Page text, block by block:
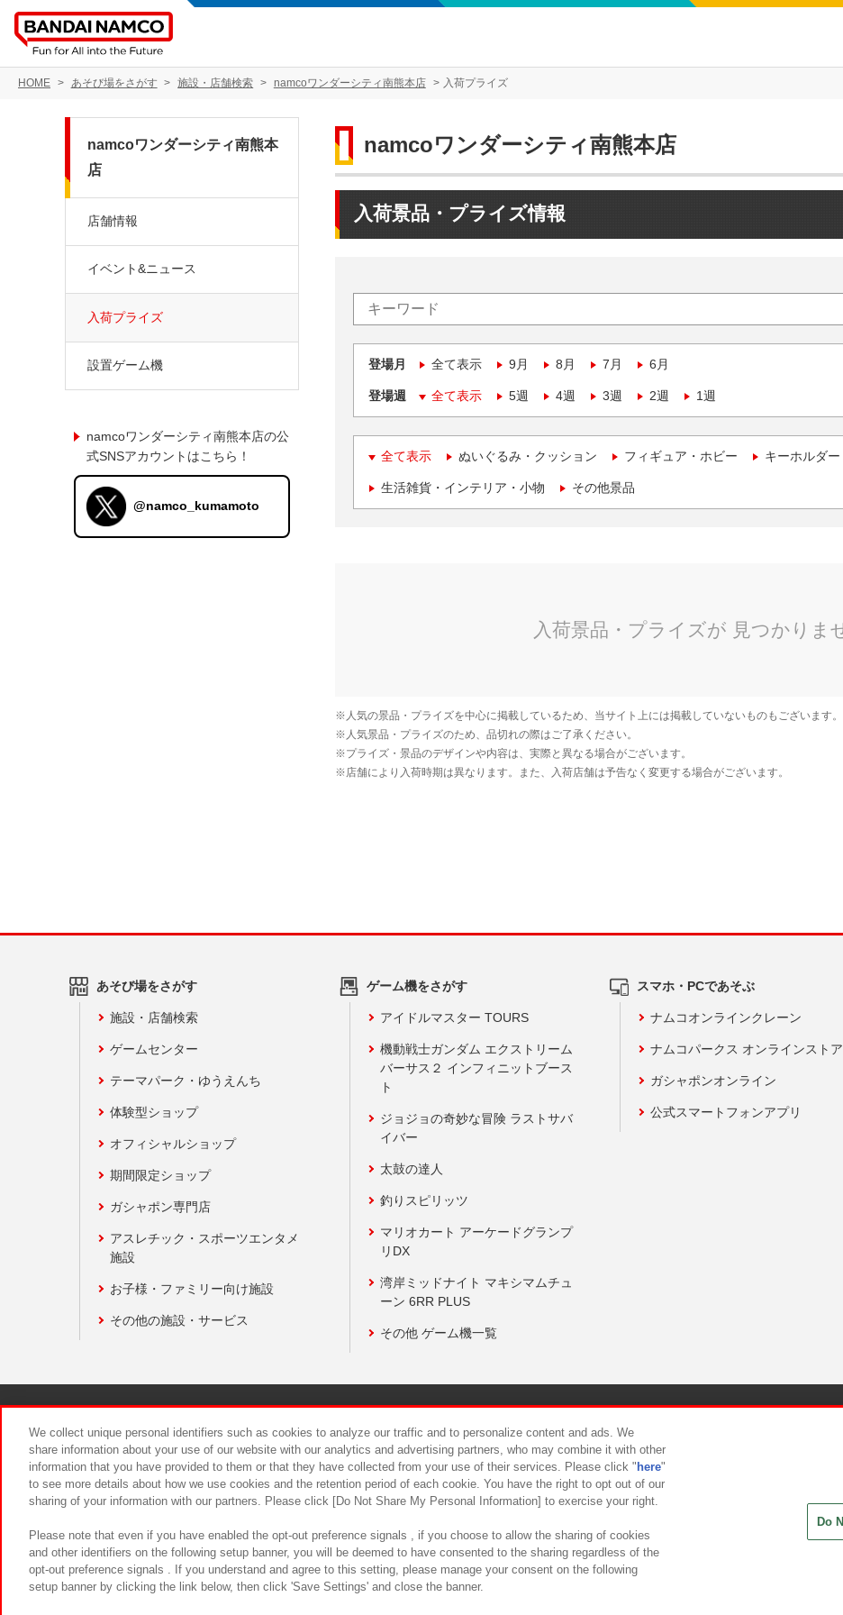
HOME あそび場をさがす 施設・店舗検索 namcoワンダーシティ南熊本店 入荷プライズ
namcoワンダーシティ南熊本店
入荷景品・プライズ情報
登場月 全て表示 9月 8月 7月 6月
登場週 全て表示 5週 4週 3週 2週 1週
全て表示 ぬいぐるみ・クッション フィギュア・ホビー キーホルダ
生活雑貨・インテリア・小物 その他景品
namcoワンダーシティ南熊本
店
店舗情報
イベント&ニュース
入荷プライズ
設置ゲーム機
namcoワンダーシティ南熊本店の公
式SNSアカウントはこちら！
@namco_kumamoto
あそび場をさがす
施設・店舗検索
ゲームセンター
テーマパーク・ゆうえんち
体験型ショップ
オフィシャルショップ
期間限定ショップ
ガシャポン専門店
アスレチック・スポーツエンタメ
施設
お子様・ファミリー向け施設
その他の施設・サービス
ゲーム機をさがす
アイドルマスター TOURS
機動戦士ガンダム エクストリーム
バーサス２ インフィニットブース
ト
ジョジョの奇妙な冒険 ラストサバ
イバー
太鼓の達人
釣りスピリッツ
マリオカート アーケードグランプ
リDX
湾岸ミッドナイト マキシマムチュ
ーン 6RR PLUS
その他 ゲーム機一覧
スマホ・PCであそぶ
ナムコオンラインクレーン
ナムコパークス オンラインストア
ガシャポンオンライン
公式スマートフォンアプリ
食品のご提供について カスタマーハラスメント対応方針
We collect unique personal identifiers such as cookies to analyze our traffic and to personalize content and ads. We
share information about your use of our website with our analytics and advertising partners, who may combine it with other
information that you have provided to them or that they have collected from your use of their services. Please click " here"
to see more details about how we use cookies and the retention period of each cookie. You have the right to opt out of our
sharing of your information with our partners. Please click [Do Not Share My Personal Information] to exercise your right.
Please note that even if you have enabled the opt-out preference signals , if you choose to allow the sharing of cookies
and other identifiers on the following setup banner, you will be deemed to have consented to the sharing regardless of the
opt-out preference signals . If you understand and agree to this setting, please manage your consent on the following
setup banner by clicking the link below, then click 'Save Settings' and close the banner.
Do